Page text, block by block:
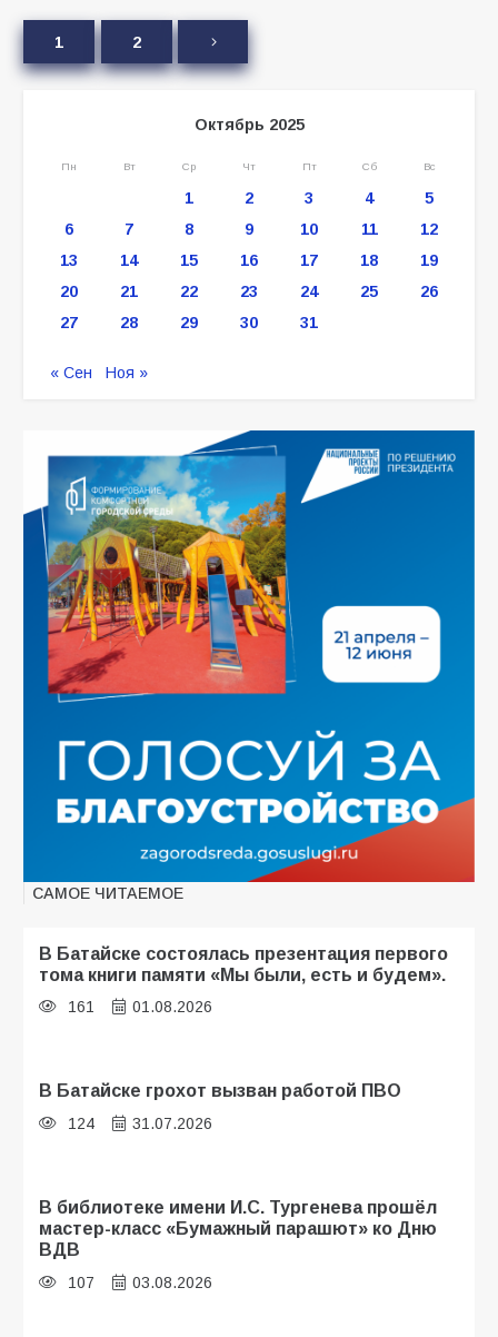
1 2
Октябрь 2025
Пн Вт Ср Чт Пт Сб Вс
1 2 3 4
5
6
7 8 9 10 11
12
13
14 15 16 17 18
19
20
21 22 23 24 25
26
27
28 29 30 31
« Сен Ноя »
САМОЕ ЧИТАЕМОЕ
В Батайске состоялась презентация первого
тома книги памяти «Мы были, есть и будем».
161 01.08.2026
В Батайске грохот вызван работой ПВО
124 31.07.2026
В библиотеке имени И.С. Тургенева прошёл
мастер-класс «Бумажный парашют» ко Дню
ВДВ
107 03.08.2026